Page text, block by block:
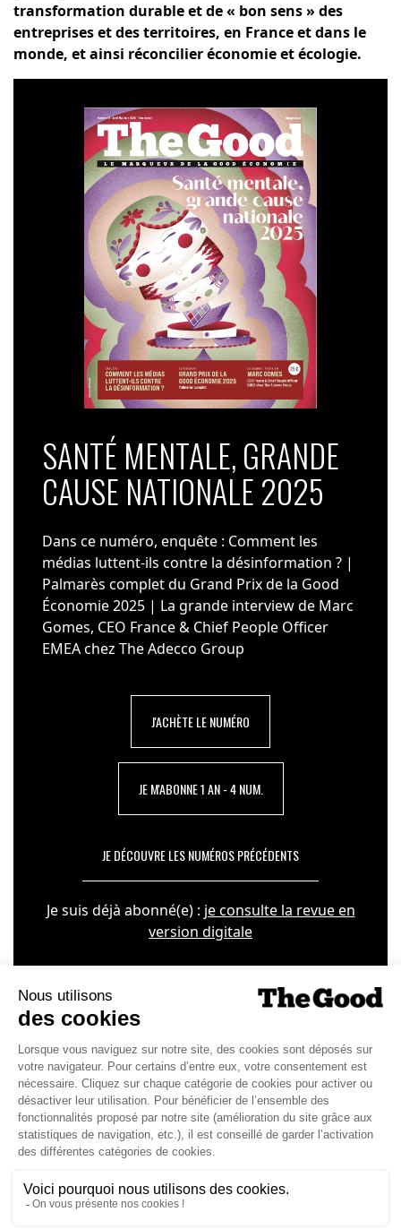
transformation durable et de « bon sens » des
entreprises et des territoires, en France et dans le
monde, et ainsi réconcilier économie et écologie.
SANTÉ MENTALE, GRANDE
CAUSE NATIONALE 2025
Dans ce numéro, enquête : Comment les
médias luttent-ils contre la désinformation ? |
Palmarès complet du Grand Prix de la Good
Économie 2025 | La grande interview de Marc
Gomes, CEO France & Chief People Officer
EMEA chez The Adecco Group
J'ACHÈTE LE NUMÉRO
JE M'ABONNE 1 AN - 4 NUM.
JE DÉCOUVRE LES NUMÉROS PRÉCÉDENTS
Je suis déjà abonné(e) : je consulte la revue en
version digitale
SUIVEZ-NOUS